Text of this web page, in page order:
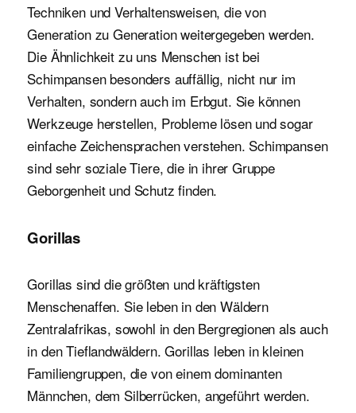
Techniken und Verhaltensweisen, die von
Generation zu Generation weitergegeben werden.
Die Ähnlichkeit zu uns Menschen ist bei
Schimpansen besonders auffällig, nicht nur im
Verhalten, sondern auch im Erbgut. Sie können
Werkzeuge herstellen, Probleme lösen und sogar
einfache Zeichensprachen verstehen. Schimpansen
sind sehr soziale Tiere, die in ihrer Gruppe
Geborgenheit und Schutz finden.
Gorillas
Gorillas sind die größten und kräftigsten
Menschenaffen. Sie leben in den Wäldern
Zentralafrikas, sowohl in den Bergregionen als auch
in den Tieflandwäldern. Gorillas leben in kleinen
Familiengruppen, die von einem dominanten
Männchen, dem Silberrücken, angeführt werden.